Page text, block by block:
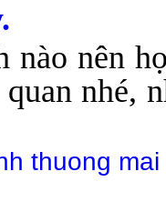
nào nên
nhé,
thuong mai